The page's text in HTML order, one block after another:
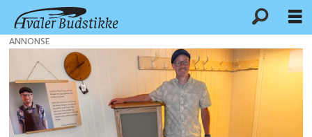
Tag:
asmaløy
ANNONSE